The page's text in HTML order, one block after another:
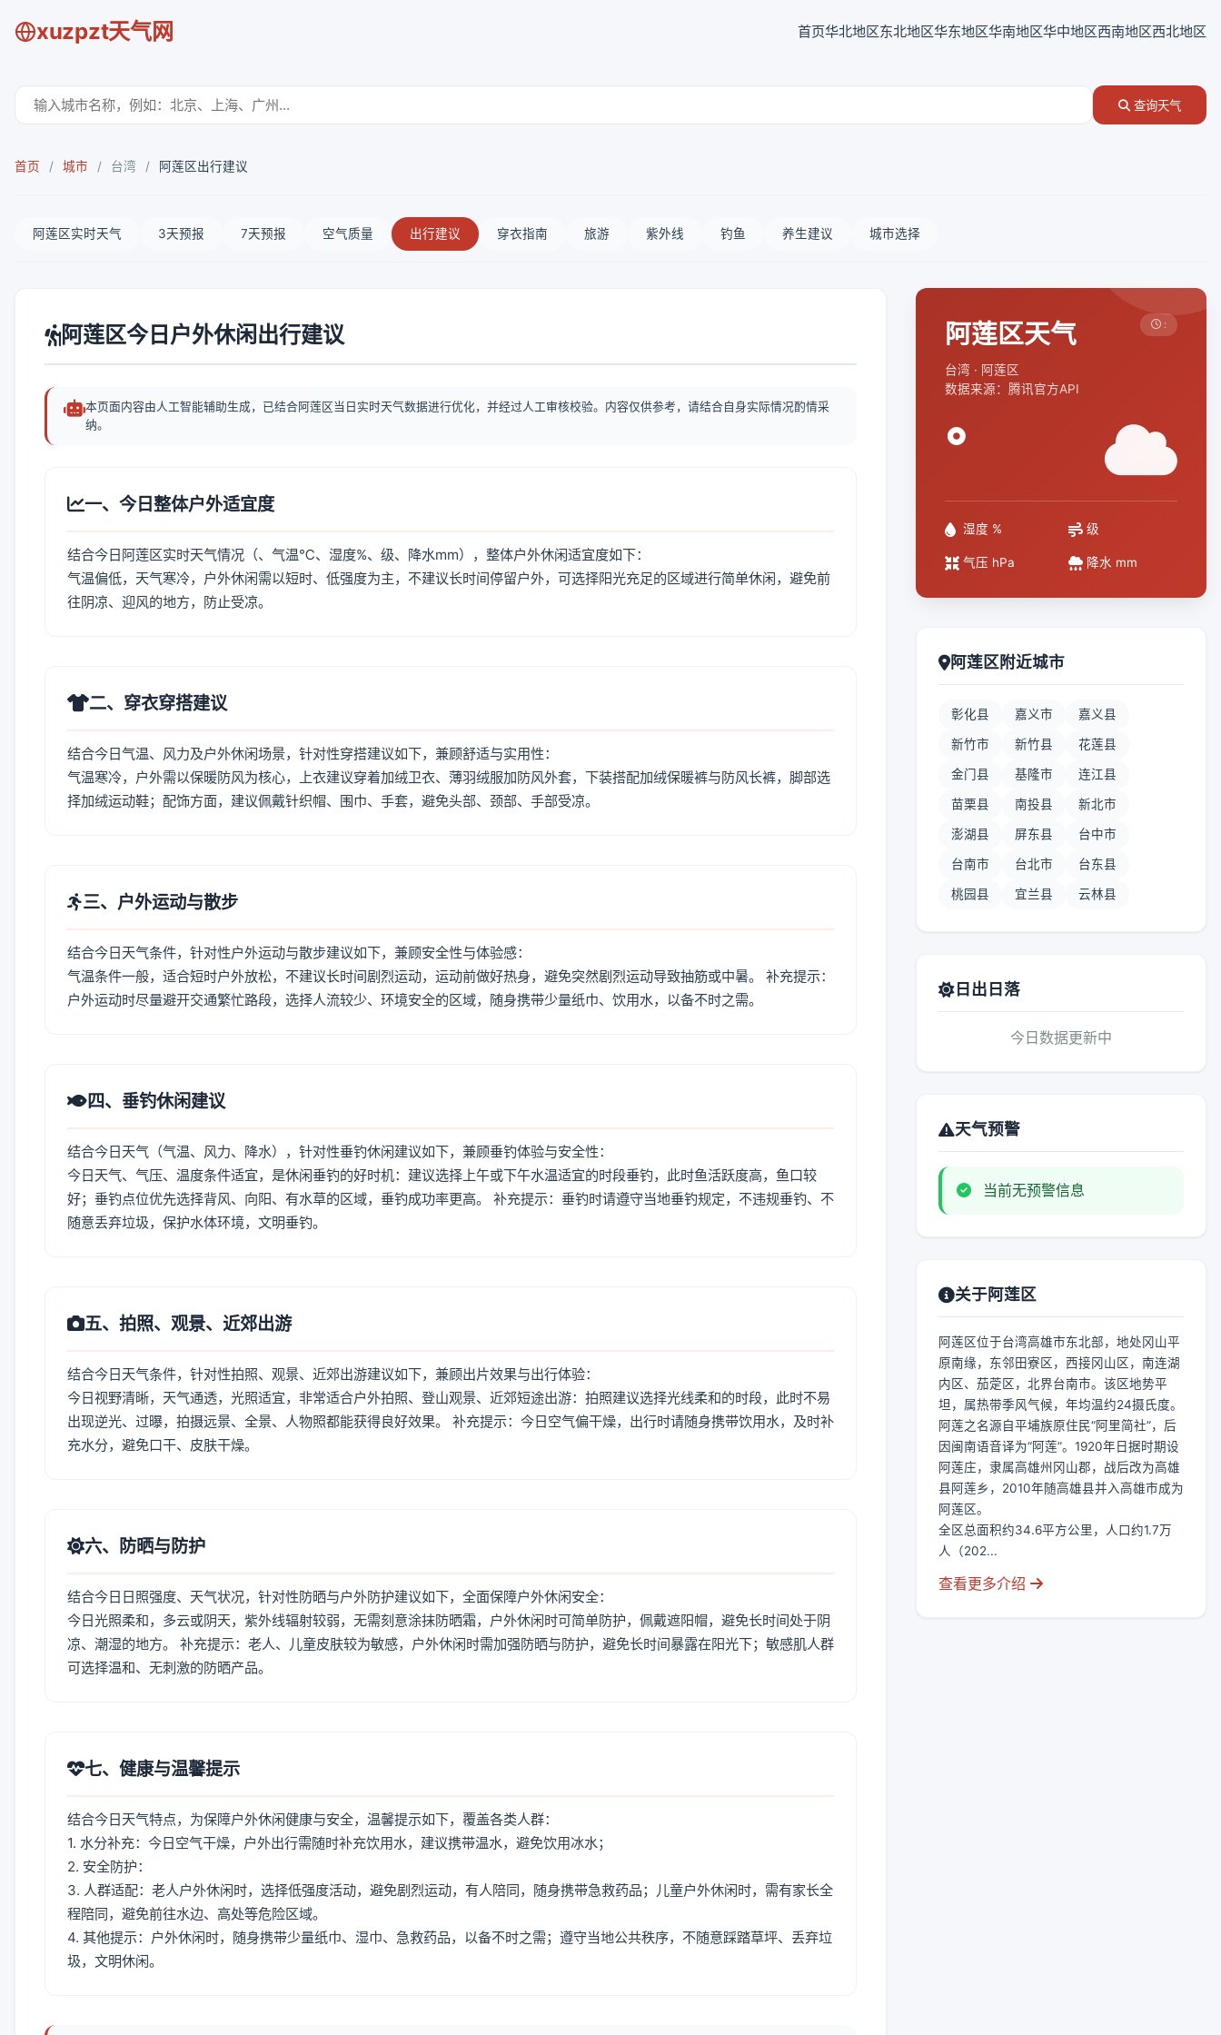
xuzpzt天气网 首页华北地区东北地区华东地区华南地区华中地区西南地区西北地区
查询天气
首页 / 城市 / 台湾 / 阿莲区出行建议
阿莲区实时天气 3天预报 7天预报 空气质量 出行建议 穿衣指南 旅游 紫外线 钓鱼 养生建议 城市选择
阿莲区今日户外休闲出行建议
本页面内容由人工智能辅助生成，已结合阿莲区当日实时天气数据进行优化，并经过人工审核校验。内容仅供参考，请结合自身实际情况酌情采
纳。
一、今日整体户外适宜度
结合今日阿莲区实时天气情况（、气温℃、湿度%、级、降水mm），整体户外休闲适宜度如下：
气温偏低，天气寒冷，户外休闲需以短时、低强度为主，不建议长时间停留户外，可选择阳光充足的区域进行简单休闲，避免前
往阴凉、迎风的地方，防止受凉。
二、穿衣穿搭建议
结合今日气温、风力及户外休闲场景，针对性穿搭建议如下，兼顾舒适与实用性：
气温寒冷，户外需以保暖防风为核心，上衣建议穿着加绒卫衣、薄羽绒服加防风外套，下装搭配加绒保暖裤与防风长裤，脚部选
择加绒运动鞋；配饰方面，建议佩戴针织帽、围巾、手套，避免头部、颈部、手部受凉。
三、户外运动与散步
结合今日天气条件，针对性户外运动与散步建议如下，兼顾安全性与体验感：
气温条件一般，适合短时户外放松，不建议长时间剧烈运动，运动前做好热身，避免突然剧烈运动导致抽筋或中暑。 补充提示：
户外运动时尽量避开交通繁忙路段，选择人流较少、环境安全的区域，随身携带少量纸巾、饮用水，以备不时之需。
四、垂钓休闲建议
结合今日天气（气温、风力、降水），针对性垂钓休闲建议如下，兼顾垂钓体验与安全性：
今日天气、气压、温度条件适宜，是休闲垂钓的好时机：建议选择上午或下午水温适宜的时段垂钓，此时鱼活跃度高，鱼口较
好；垂钓点位优先选择背风、向阳、有水草的区域，垂钓成功率更高。 补充提示：垂钓时请遵守当地垂钓规定，不违规垂钓、不
随意丢弃垃圾，保护水体环境，文明垂钓。
五、拍照、观景、近郊出游
结合今日天气条件，针对性拍照、观景、近郊出游建议如下，兼顾出片效果与出行体验：
今日视野清晰，天气通透，光照适宜，非常适合户外拍照、登山观景、近郊短途出游：拍照建议选择光线柔和的时段，此时不易
出现逆光、过曝，拍摄远景、全景、人物照都能获得良好效果。 补充提示：今日空气偏干燥，出行时请随身携带饮用水，及时补
充水分，避免口干、皮肤干燥。
六、防晒与防护
结合今日日照强度、天气状况，针对性防晒与户外防护建议如下，全面保障户外休闲安全：
今日光照柔和，多云或阴天，紫外线辐射较弱，无需刻意涂抹防晒霜，户外休闲时可简单防护，佩戴遮阳帽，避免长时间处于阴
凉、潮湿的地方。 补充提示：老人、儿童皮肤较为敏感，户外休闲时需加强防晒与防护，避免长时间暴露在阳光下；敏感肌人群
可选择温和、无刺激的防晒产品。
七、健康与温馨提示
结合今日天气特点，为保障户外休闲健康与安全，温馨提示如下，覆盖各类人群：
1. 水分补充：今日空气干燥，户外出行需随时补充饮用水，建议携带温水，避免饮用冰水；
2. 安全防护：
3. 人群适配：老人户外休闲时，选择低强度活动，避免剧烈运动，有人陪同，随身携带急救药品；儿童户外休闲时，需有家长全
程陪同，避免前往水边、高处等危险区域。
4. 其他提示：户外休闲时，随身携带少量纸巾、湿巾、急救药品，以备不时之需；遵守当地公共秩序，不随意踩踏草坪、丢弃垃
圾，文明休闲。
阿莲区天气
台湾 · 阿莲区
数据来源：腾讯官方API
:
°
湿度 % 级
气压 hPa 降水 mm
阿莲区附近城市
彰化县 嘉义市 嘉义县
新竹市 新竹县 花莲县
金门县 基隆市 连江县
苗栗县 南投县 新北市
澎湖县 屏东县 台中市
台南市 台北市 台东县
桃园县 宜兰县 云林县
日出日落
今日数据更新中
天气预警
当前无预警信息
关于阿莲区
阿莲区位于台湾高雄市东北部，地处冈山平
原南缘，东邻田寮区，西接冈山区，南连湖
内区、茄萣区，北界台南市。该区地势平
坦，属热带季风气候，年均温约24摄氏度。
阿莲之名源自平埔族原住民“阿里简社”，后
因闽南语音译为“阿莲”。1920年日据时期设
阿莲庄，隶属高雄州冈山郡，战后改为高雄
县阿莲乡，2010年随高雄县并入高雄市成为
阿莲区。
全区总面积约34.6平方公里，人口约1.7万
人（202...
查看更多介绍